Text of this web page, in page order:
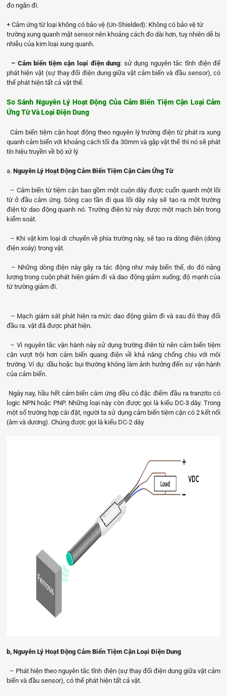
đo ngắn đi.
+ Cảm ứng từ loại không có bảo vệ (Un-Shielded): Không có bảo vệ từ
trường xung quanh mặt sensor nên khoảng cách đo dài hơn, tuy nhiên dễ bị
nhiễu của kim loại xung quanh.
– Cảm biến tiệm cận loại điện dung: sử dụng nguyên tắc tĩnh điện để
phát hiện vật (sự thay đổi điện dung giữa vật cảm biến và đầu sensor), có
thể phát hiện tất cả vật thể.
So Sánh Nguyên Lý Hoạt Động Của Cảm Biến Tiệm Cận Loại Cảm
Ứng Từ Và Loại Điện Dung
Cảm biến tiệm cận hoạt động theo nguyên lý trường điện từ phát ra xung
quanh cảm biến với khoảng cách tối đa 30mm và gặp vật thể thì nó sẽ phát
tín hiệu truyền về bộ xử lý.
a. Nguyên Lý Hoạt Động Cảm Biến Tiệm Cận Cảm Ứng Từ
– Cảm biến từ tiệm cận bao gồm một cuộn dây được cuốn quanh một lõi
từ ở đầu cảm ứng. Sóng cao tần đi qua lõi dây này sẽ tạo ra một trường
điện từ dao động quanh nó. Trường điện từ này được một mạch bên trong
kiểm soát.
– Khi vật kim loại di chuyển về phía trường này, sẽ tạo ra dòng điện (dòng
điện xoáy) trong vật.
– Những dòng điện này gây ra tác động như máy biến thế, do đó năng
lượng trong cuộn phát hiện giảm đi và dao động giảm xuống; độ mạnh của
từ trường giảm đi.
– Mạch giám sát phát hiện ra mức dao động giảm đi và sau đó thay đổi
đầu ra. vật đã được phát hiện.
– Vì nguyên tắc vận hành này sử dụng trường điện từ nên cảm biến tiệm
cận vượt trội hơn cảm biến quang điện về khả năng chống chịu với môi
trường. Ví dụ: dầu hoặc bụi thường không làm ảnh hưởng đến sự vận hành
của cảm biến.
Ngày nay, hầu hết cảm biến cảm ứng đều có đặc điểm đầu ra tranzito có
logic NPN hoặc PNP. Những loại này còn được gọi là kiểu DC-3 dây. Trong
một số trường hợp cài đặt, người ta sử dụng cảm biến tiệm cận có 2 kết nối
(âm và dương). Chúng được gọi là kiểu DC-2 dây
b, Nguyên Lý Hoạt Động Cảm Biến Tiệm Cận Loại Điện Dung
– Phát hiện theo nguyên tắc tĩnh điện (sự thay đổi điện dung giữa vật cảm
biến và đầu sensor), có thể phát hiện tất cả vật.